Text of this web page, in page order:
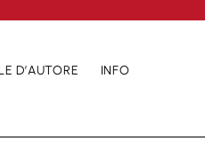
D’AUTORE INFO